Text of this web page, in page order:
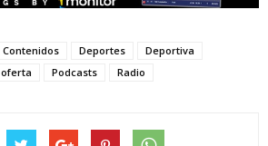
Contenidos Deportes
Deportiva
oferta Podcasts Radio